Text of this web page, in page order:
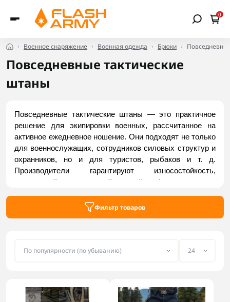
0
Военное снаряжение Военная одежда Брюки
Повседневные тактические
штаны
Повседневные тактические штаны — это практичное
решение для экипировки военных, рассчитанное на
активное ежедневное ношение. Они подходят не только
для военнослужащих, сотрудников силовых структур и
охранников, но и для туристов, рыбаков и т. д.
Производители гарантируют износостойкость,
однотонный сдержанный дизайн (для удачного
при движении. Вы можете выбрать летние,
Фильтр товаров